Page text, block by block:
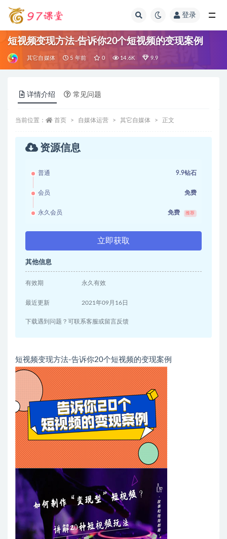
登录
短视频变现方法-告诉你20个短视频的变现案例
其它自媒体 5 年前 0 14.6K 9.9
详情介绍 常见问题
当前位置： 首页 自媒体运营 其它自媒体 正文
资源信息
普通 9.9钻石
会员 免费
永久会员 免费 推荐
立即获取
其他信息
有效期 永久有效
最近更新 2021年09月16日
下载遇到问题？可联系客服或留言反馈
短视频变现方法-告诉你20个短视频的变现案例